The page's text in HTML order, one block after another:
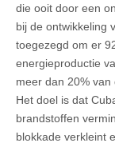
die ooit door een
bij de ontwikkeling
toegezegd om er
energieproductie
meer dan 20%
Het doel is dat
brandstoffen
blokkade verkleint